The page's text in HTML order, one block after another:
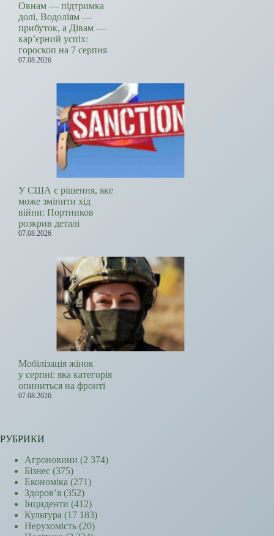
Овнам — підтримка
долі, Водоліям —
прибуток, а Дівам —
кар’єрний успіх:
гороскоп на 7 серпня
07.08.2026
У США є рішення, яке
може змінити хід
війни: Портников
розкрив деталі
07.08.2026
Мобілізація жінок
у серпні: яка категорія
опиниться на фронті
07.08.2026
РУБРИКИ
Агроновини (2 374)
Бізнес (375)
Економіка (271)
Здоров’я (352)
Інциденти (412)
Культура (17 183)
Нерухомість (20)